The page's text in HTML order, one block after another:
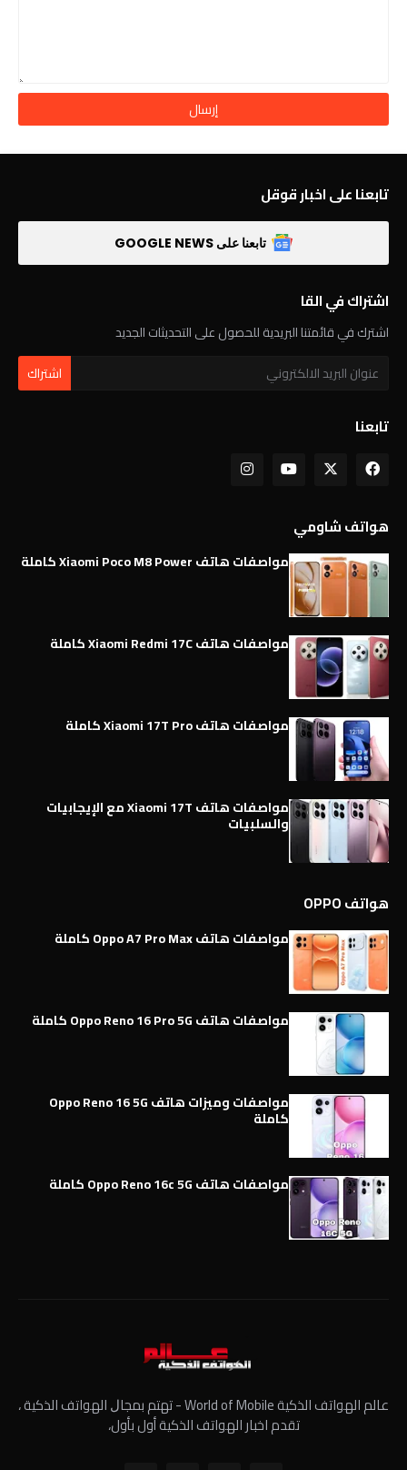
تابعنا على اخبار قوقل
تابعنا على GOOGLE NEWS
اشتراك في القا
اشترك في قائمتنا البريدية للحصول على التحديثات الجديد
تابعنا
هواتف شاومي
مواصفات هاتف Xiaomi Poco M8 Power كاملة
مواصفات هاتف Xiaomi Redmi 17C كاملة
مواصفات هاتف Xiaomi 17T Pro كاملة
مواصفات هاتف Xiaomi 17T مع الإيجابيات
والسلبيات
هواتف OPPO
مواصفات هاتف Oppo A7 Pro Max كاملة
مواصفات هاتف Oppo Reno 16 Pro 5G كاملة
مواصفات وميزات هاتف Oppo Reno 16 5G
كاملة
مواصفات هاتف Oppo Reno 16c 5G كاملة
عالم الهواتف الذكية World of Mobile - ﺗﻬﺘﻢ ﺑﻤﺠﺎﻝ الهواتف الذكية ،
تقدم اخبار الهواتف الذكية أول بأول،